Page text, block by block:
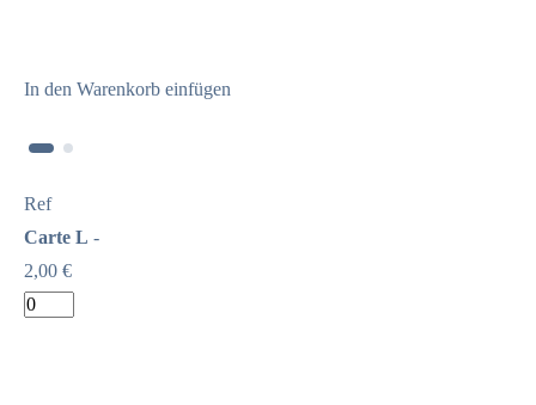
In den Warenkorb einfügen
Ref
Carte L -
2,00 €